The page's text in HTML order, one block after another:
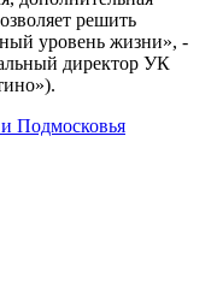
решить
уровень жизни», -
директор УК
Подмосковья